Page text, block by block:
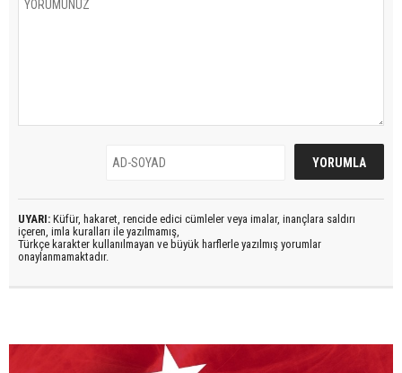
UYARI: Küfür, hakaret, rencide edici cümleler veya imalar, inançlara saldırı
içeren, imla kuralları ile yazılmamış,
Türkçe karakter kullanılmayan ve büyük harflerle yazılmış yorumlar
onaylanmamaktadır.